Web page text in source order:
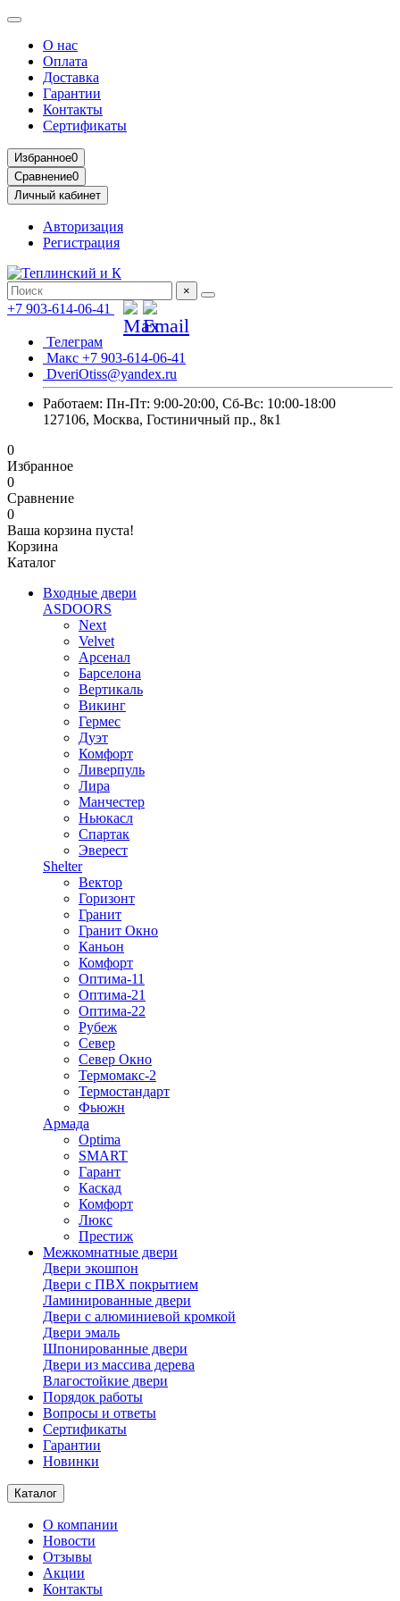
О нас
Оплата
Доставка
Гарантии
Контакты
Сертификаты
Избранное0
Сравнение0
Личный кабинет
Авторизация
Регистрация
×
+7 903-614-06-41
Телеграм
Макс +7 903-614-06-41
DveriOtiss@yandex.ru
Работаем: Пн-Пт: 9:00-20:00, Сб-Вс: 10:00-18:00
127106, Москва, Гостиничный пр., 8к1
0
Избранное
0
Сравнение
0
Ваша корзина пуста!
Корзина
Каталог
Входные двери
ASDOORS
Next
Velvet
Арсенал
Барселона
Вертикаль
Викинг
Гермес
Дуэт
Комфорт
Ливерпуль
Лира
Манчестер
Ньюкасл
Спартак
Эверест
Shelter
Вектор
Горизонт
Гранит
Гранит Окно
Каньон
Комфорт
Оптима-11
Оптима-21
Оптима-22
Рубеж
Север
Север Окно
Термомакс-2
Термостандарт
Фьюжн
Армада
Optima
SMART
Гарант
Каскад
Комфорт
Люкс
Престиж
Межкомнатные двери
Двери экошпон
Двери с ПВХ покрытием
Ламинированные двери
Двери с алюминиевой кромкой
Двери эмаль
Шпонированные двери
Двери из массива дерева
Влагостойкие двери
Порядок работы
Вопросы и ответы
Сертификаты
Гарантии
Новинки
Каталог
О компании
Новости
Отзывы
Акции
Контакты